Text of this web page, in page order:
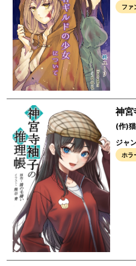
ファ
神宮
(作)
ジャ
ホラ